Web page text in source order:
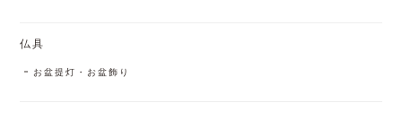
仏具
お盆提灯・お盆飾り